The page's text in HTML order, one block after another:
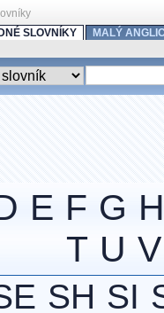
SLOVNÍKY
MALÝ
E F G H
T U V
SH SI